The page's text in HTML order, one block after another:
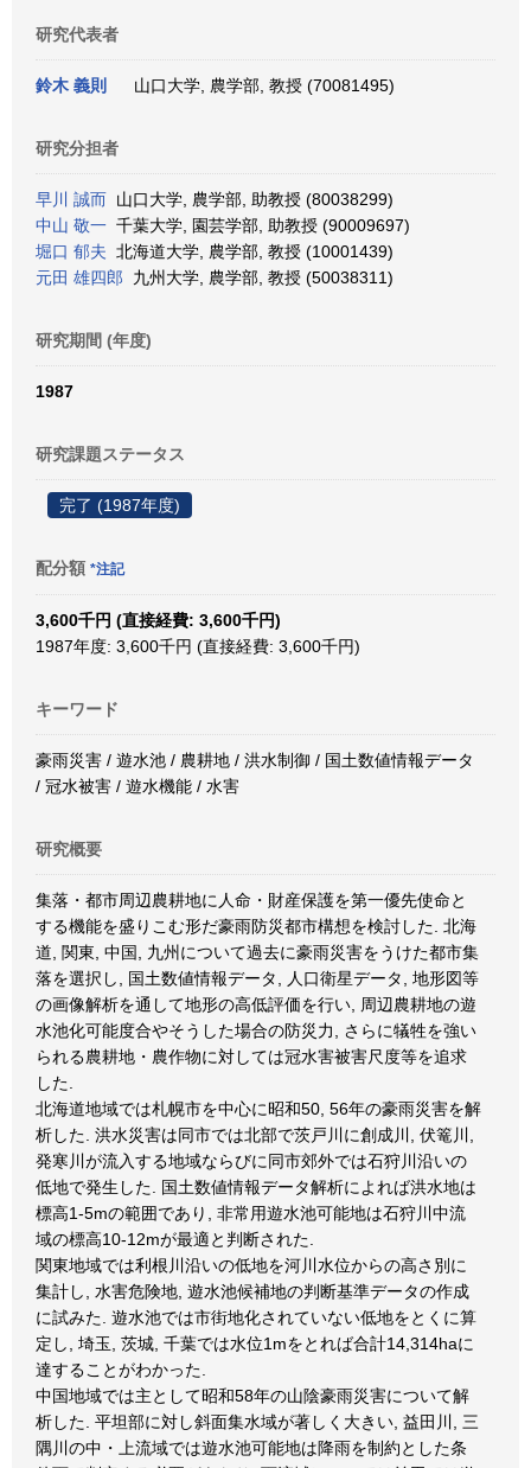
研究代表者
鈴木 義則 山口大学, 農学部, 教授 (70081495)
研究分担者
早川 誠而 山口大学, 農学部, 助教授 (80038299)
中山 敬一 千葉大学, 園芸学部, 助教授 (90009697)
堀口 郁夫 北海道大学, 農学部, 教授 (10001439)
元田 雄四郎 九州大学, 農学部, 教授 (50038311)
研究期間 (年度)
1987
研究課題ステータス
完了 (1987年度)
配分額 *注記
3,600千円 (直接経費: 3,600千円)
1987年度: 3,600千円 (直接経費: 3,600千円)
キーワード
豪雨災害 / 遊水池 / 農耕地 / 洪水制御 / 国土数値情報データ
/ 冠水被害 / 遊水機能 / 水害
研究概要
集落・都市周辺農耕地に人命・財産保護を第一優先使命と
する機能を盛りこむ形だ豪雨防災都市構想を検討した. 北海
道, 関東, 中国, 九州について過去に豪雨災害をうけた都市集
落を選択し, 国土数値情報データ, 人口衛星データ, 地形図等
の画像解析を通して地形の高低評価を行い, 周辺農耕地の遊
水池化可能度合やそうした場合の防災力, さらに犠牲を強い
られる農耕地・農作物に対しては冠水害被害尺度等を追求
した.
北海道地域では札幌市を中心に昭和50, 56年の豪雨災害を解
析した. 洪水災害は同市では北部で茨戸川に創成川, 伏篭川,
発寒川が流入する地域ならびに同市郊外では石狩川沿いの
低地で発生した. 国土数値情報データ解析によれば洪水地は
標高1-5mの範囲であり, 非常用遊水池可能地は石狩川中流
域の標高10-12mが最適と判断された.
関東地域では利根川沿いの低地を河川水位からの高さ別に
集計し, 水害危険地, 遊水池候補地の判断基準データの作成
に試みた. 遊水池では市街地化されていない低地をとくに算
定し, 埼玉, 茨城, 千葉では水位1mをとれば合計14,314haに
達することがわかった.
中国地域では主として昭和58年の山陰豪雨災害について解
析した. 平坦部に対し斜面集水域が著しく大きい, 益田川, 三
隅川の中・上流域では遊水池可能地は降雨を制約とした条